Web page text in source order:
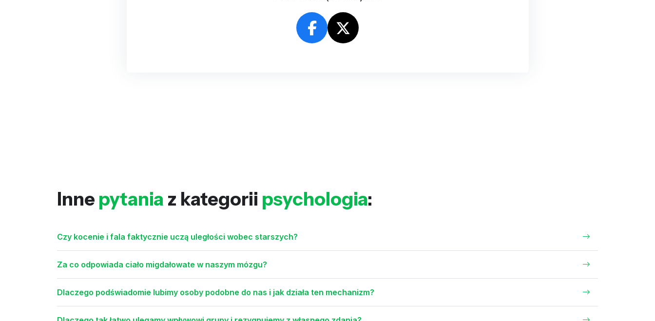
Inne pytania z kategorii psychologia:
Czy kocenie i fala faktycznie uczą uległości wobec starszych?
Za co odpowiada ciało migdałowate w naszym mózgu?
Dlaczego podświadomie lubimy osoby podobne do nas i jak działa ten mechanizm?